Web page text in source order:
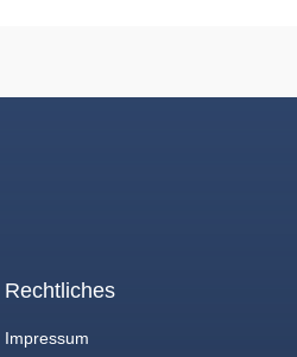
Rechtliches
Impressum